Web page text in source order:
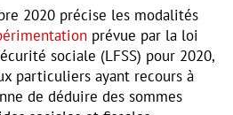
2020 précise les modalités
prévue par la loi
sociale (LFSS) pour 2020,
particuliers ayant recours à
de déduire des sommes